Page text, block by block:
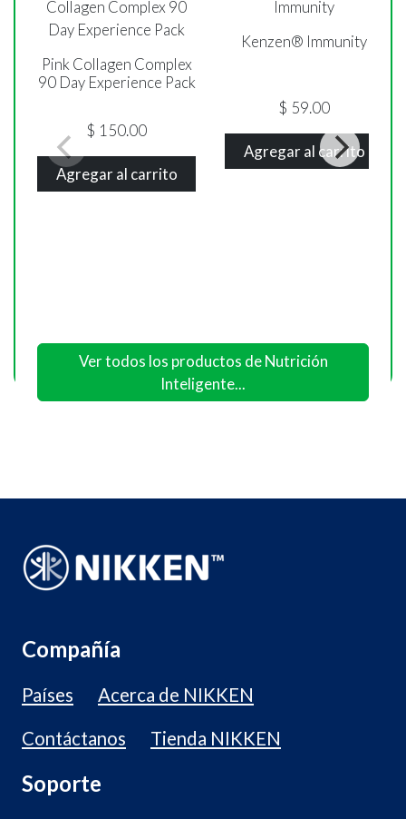
Pink Collagen Complex
90 Day Experience Pack
$ 150.00
Agregar al carrito
Kenzen® Immunity
$ 59.00
Agregar al carrito
Ver todos los productos de Nutrición
Inteligente...
Compañía
Países
Acerca de NIKKEN
Contáctanos
Tienda NIKKEN
Soporte